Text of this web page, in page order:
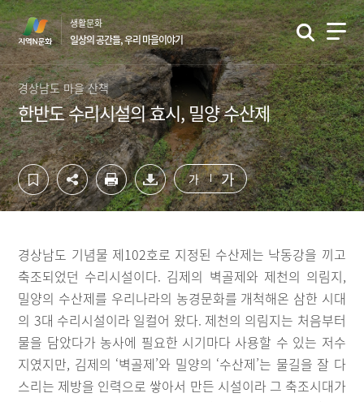
컨
텐
츠
영
역
바
로
가
기
하
단
영
역
바
로
가
기
생활문화
일상의 공간들, 우리 마을이야기
경상남도 마을 산책
한반도 수리시설의 효시, 밀양 수산제
가 가
경상남도 기념물 제102호로 지정된 수산제는 낙동강을 끼고
축조되었던 수리시설이다. 김제의 벽골제와 제천의 의림지,
밀양의 수산제를 우리나라의 농경문화를 개척해온 삼한 시대
의 3대 수리시설이라 일컬어 왔다. 제천의 의림지는 처음부터
물을 담았다가 농사에 필요한 시기마다 사용할 수 있는 저수
지였지만, 김제의 ‘벽골제’와 밀양의 ‘수산제’는 물길을 잘 다
스리는 제방을 인력으로 쌓아서 만든 시설이라 그 축조시대가